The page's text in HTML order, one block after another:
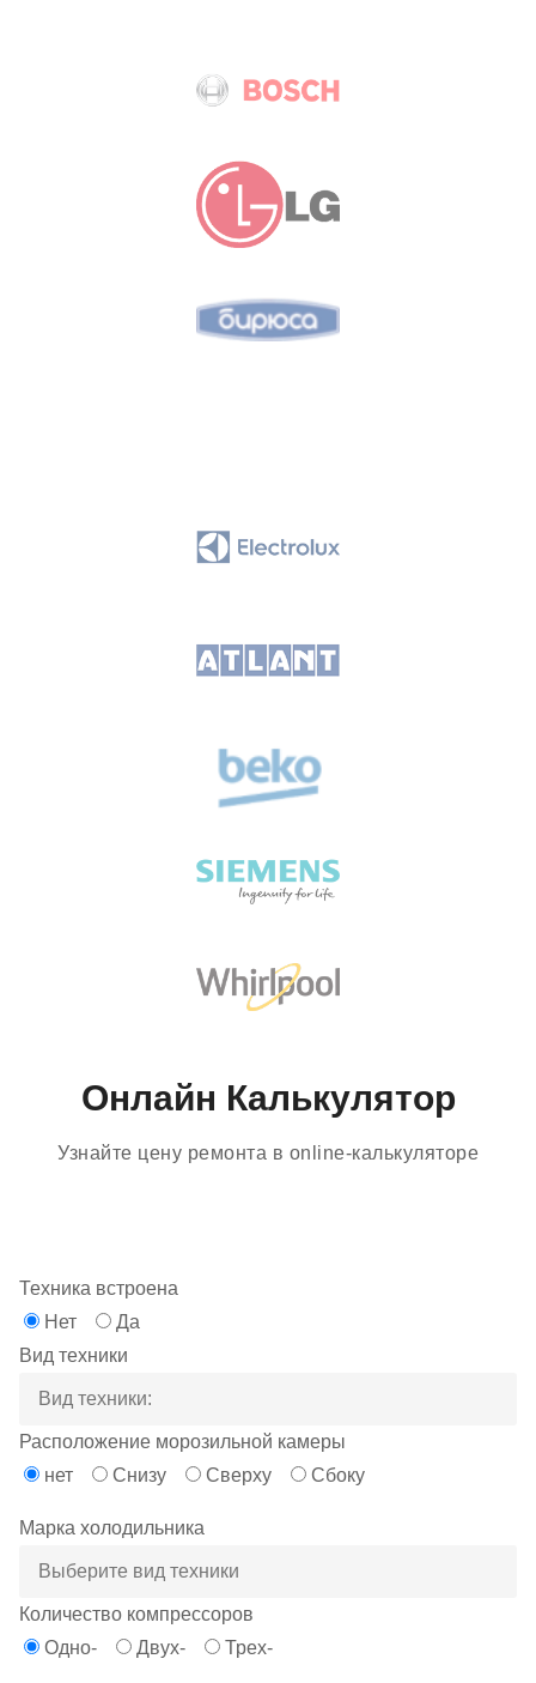
Онлайн Калькулятор
Узнайте цену ремонта в online-калькуляторе
Техника встроена
Нет
Да
Вид техники
Расположение морозильной камеры
нет
Снизу Сверху Сбоку
Марка холодильника
Количество компрессоров
Одно-
Двух- Трех-